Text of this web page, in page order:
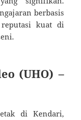
berbasis
kuat di
(UHO) –
di Kendari,